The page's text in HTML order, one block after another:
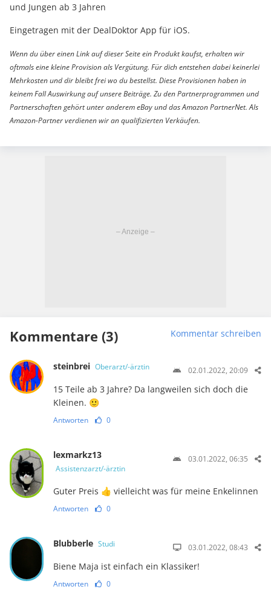
und Jungen ab 3 Jahren
Eingetragen mit der DealDoktor App für iOS.
Wenn du über einen Link auf dieser Seite ein Produkt kaufst, erhalten wir
oftmals eine kleine Provision als Vergütung. Für dich entstehen dabei keinerlei
Mehrkosten und dir bleibt frei wo du bestellst. Diese Provisionen haben in
keinem Fall Auswirkung auf unsere Beiträge. Zu den Partnerprogrammen und
Partnerschaften gehört unter anderem eBay und das Amazon PartnerNet. Als
Amazon-Partner verdienen wir an qualifizierten Verkäufen.
Kommentare (3) Kommentar schreiben
steinbrei Oberarzt/-ärztin 02.01.2022, 20:09
15 Teile ab 3 Jahre? Da langweilen sich doch die
Kleinen. 🙂
Antworten 0
lexmarkz13
Assistenzarzt/-ärztin
03.01.2022, 06:35
Guter Preis 👍 vielleicht was für meine Enkelinnen
Antworten 0
Blubberle Studi 03.01.2022, 08:43
Biene Maja ist einfach ein Klassiker!
Antworten 0